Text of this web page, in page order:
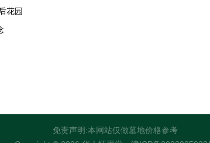
花园
免责声明:本网站仅做墓地价格参考